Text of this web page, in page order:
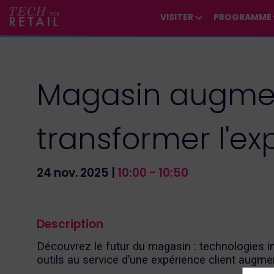
VISITER PROGRAMME
Magasin
transformer
24 nov. 2025 | 10:00 - 10:50
Description
Découvrez le futur du magasin : technologies
outils au service d’une expérience client
*/*/
*/